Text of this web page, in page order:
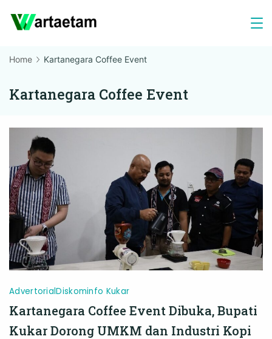
Home Kartanegara Coffee Event
Kartanegara Coffee Event
AdvertorialDiskominfo Kukar
Kartanegara Coffee Event Dibuka, Bupati
Kukar Dorong UMKM dan Industri Kopi